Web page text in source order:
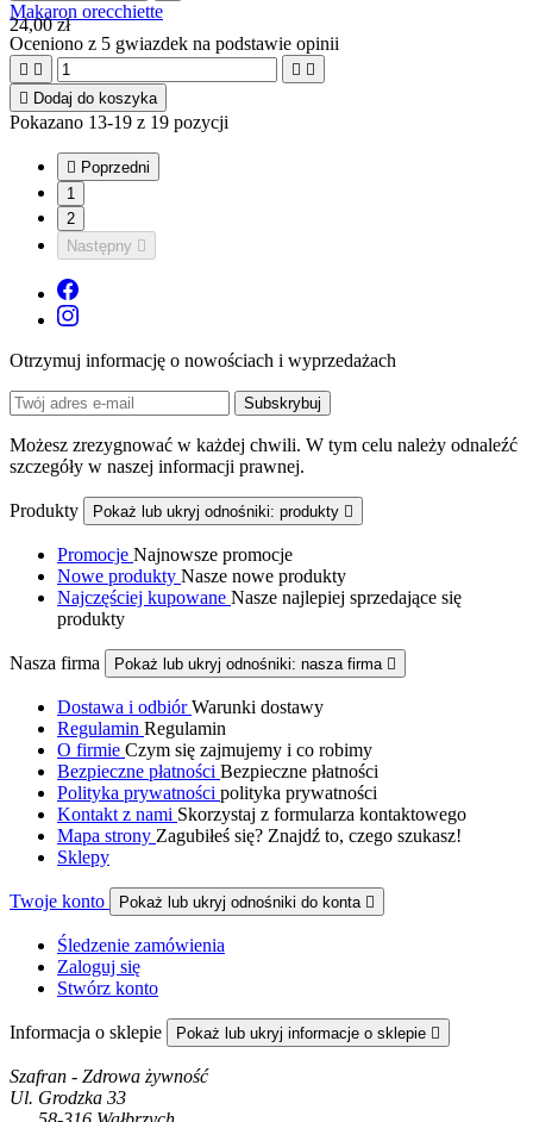
Makaron orecchiette
24,00 zł
Oceniono z 5 gwiazdek na podstawie opinii
   
 Dodaj do koszyka
Pokazano 13-19 z 19 pozycji
 Poprzedni
1
2
Następny 
Otrzymuj informację o nowościach i wyprzedażach
Możesz zrezygnować w każdej chwili. W tym celu należy odnaleźć
szczegóły w naszej informacji prawnej.
Produkty Pokaż lub ukryj odnośniki: produkty 
Promocje Najnowsze promocje
Nowe produkty Nasze nowe produkty
Najczęściej kupowane Nasze najlepiej sprzedające się
produkty
Nasza firma Pokaż lub ukryj odnośniki: nasza firma 
Dostawa i odbiórWarunki dostawy
Regulamin Regulamin
O firmie Czym się zajmujemy i co robimy
Bezpieczne płatności Bezpieczne płatności
Polityka prywatności polityka prywatności
Kontakt z nami Skorzystaj z formularza kontaktowego
Mapa strony Zagubiłeś się? Znajdź to, czego szukasz!
Sklepy
Twoje konto Pokaż lub ukryj odnośniki do konta 
Śledzenie zamówienia
Zaloguj się
Stwórz konto
Informacja o sklepie Pokaż lub ukryj informacje o sklepie 
Szafran - Zdrowa żywność
Ul. Grodzka 33